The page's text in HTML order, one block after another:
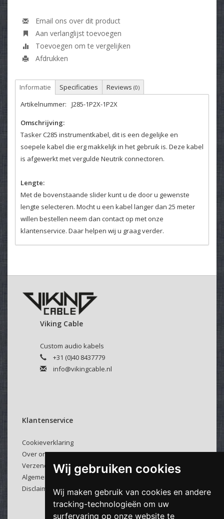
Wij gebruiken cookies
Wij maken gebruik van cookies en andere
tracking-technologieën om uw
surfervaring op onze website te
Email ons over dit product
Aan verlanglijst toevoegen
Toevoegen om te vergelijken
Afdrukken
Informatie Specificaties Reviews (0)
Artikelnummer: J285-1P2X-1P2X
Omschrijving:
Tasker C285 instrumentkabel, dit is een degelijke en
soepele kabel die erg makkelijk in het gebruik is. Deze kabel
is afgewerkt met vergulde Neutrik connectoren.
Lengte:
Met de bovenstaande slider kunt u de door u gewenste
lengte selecteren. Mocht u een kabel langer dan 25 meter
willen bestellen neem dan contact op met onze
klantenservice. Daar helpen wij u graag verder.
deze optie kunt u hierboven selecteren.
Velcro kabelbinder:
Selecteer hierboven of u een kabelbinder bij uw kabel
te gebruiken.
Viking Cable
Custom audio kabels
+31 (0)40 8437779
info@vikingcable.nl
Klantenservice
Cookieverklaring
Over ons
Verzenden & retourneren
Algemene voorwaarden
Disclaimer